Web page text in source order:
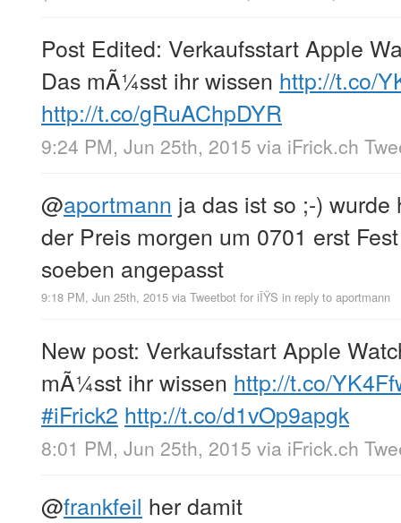
Post Edited: Verkaufsstart Apple
Das mÃ¼sst ihr wissen http://t.co/
http://t.co/gRuAChpDYR
9:24 PM, Jun 25th, 2015 via iFrick.ch
@aportmann ja das ist so ;-)
der Preis morgen um 0701 erst
soeben angepasst
9:18 PM, Jun 25th, 2015 via Tweetbot for iÎŸS in reply to aportmann
New post: Verkaufsstart Apple
mÃ¼sst ihr wissen http://t.co/
#iFrick2 http://t.co/d1vOp9apgk
8:01 PM, Jun 25th, 2015 via iFrick.ch
@frankfeil her damit